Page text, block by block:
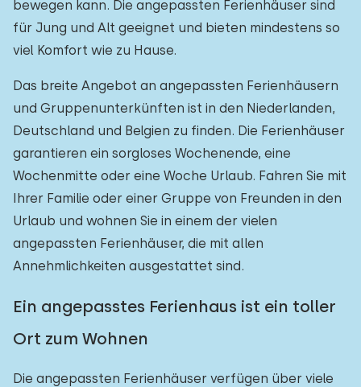
bewegen kann. Die angepassten Ferienhäuser sind
für Jung und Alt geeignet und bieten mindestens so
viel Komfort wie zu Hause.
Das breite Angebot an angepassten Ferienhäusern
und Gruppenunterkünften ist in den Niederlanden,
Deutschland und Belgien zu finden. Die Ferienhäuser
garantieren ein sorgloses Wochenende, eine
Wochenmitte oder eine Woche Urlaub. Fahren Sie mit
Ihrer Familie oder einer Gruppe von Freunden in den
Urlaub und wohnen Sie in einem der vielen
angepassten Ferienhäuser, die mit allen
Annehmlichkeiten ausgestattet sind.
Ein angepasstes Ferienhaus ist ein toller
Ort zum Wohnen
Die angepassten Ferienhäuser verfügen über viele